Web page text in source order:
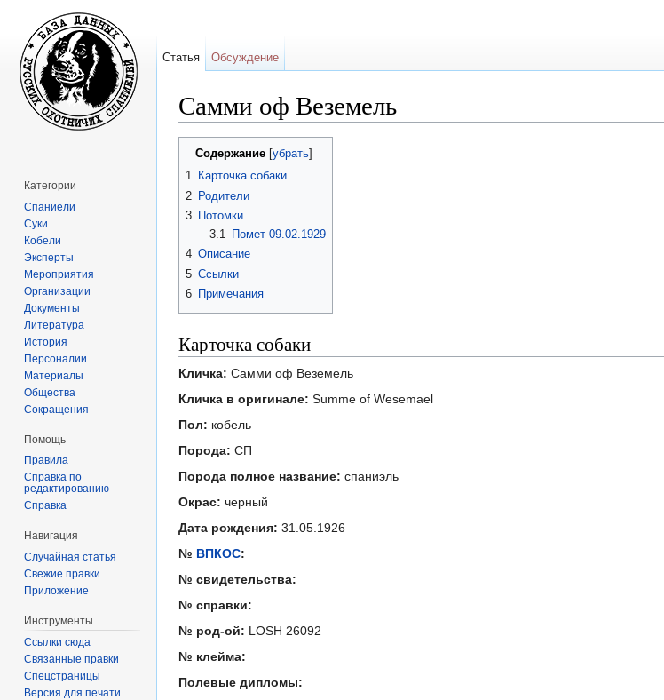
Самми оф Веземель
Содержание убрать
1 Карточка собаки
2 Родители
3 Потомки
3.1
Помет 09.02.1929
4 Описание
5 Ссылки
6 Примечания
Карточка собаки
Кличка: Самми оф Веземель
Кличка в оригинале: Summe of Wesemael
Пол: кобель
Порода: СП
Порода полное название: спаниэль
Окрас: черный
Дата рождения: 31.05.1926
№ ВПКОС:
№ свидетельства:
№ справки:
№ род-ой: LOSH 26092
№ клейма:
Полевые дипломы:
Статья Обсуждение
Категории
Спаниели
Суки
Кобели
Эксперты
Мероприятия
Организации
Документы
Литература
История
Персоналии
Материалы
Общества
Сокращения
Помощь
Правила
Справка по
редактированию
Справка
Навигация
Случайная статья
Свежие правки
Приложение
Инструменты
Ссылки сюда
Связанные правки
Спецстраницы
Версия для печати